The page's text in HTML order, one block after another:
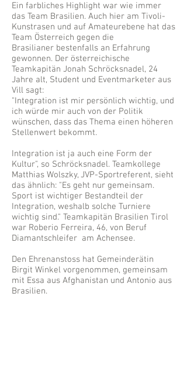
Ein farbliches Highlight war wie immer
das Team Brasilien. Auch hier am Tivoli-
Kunstrasen und auf Amateurebene hat das
Team Österreich gegen die
Brasilianer bestenfalls an Erfahrung
gewonnen. Der österreichische
Teamkapitän Jonah Schröcksnadel, 24
Jahre alt, Student und Eventmarketer aus
Vill sagt:
"Integration ist mir persönlich wichtig, und
ich würde mir auch von der Politik
wünschen, dass das Thema einen höheren
Stellenwert bekommt.
Integration ist ja auch eine Form der
Kultur", so Schröcksnadel. Teamkollege
Matthias Wolszky, JVP-Sportreferent, sieht
das ähnlich: "Es geht nur gemeinsam.
Sport ist wichtiger Bestandteil der
Integration, weshalb solche Turniere
wichtig sind." Teamkapitän Brasilien Tirol
war Roberio Ferreira, 46, von Beruf
Diamantschleifer am Achensee.
Den Ehrenanstoss hat Gemeinderätin
Birgit Winkel vorgenommen, gemeinsam
mit Essa aus Afghanistan und Antonio aus
Brasilien.